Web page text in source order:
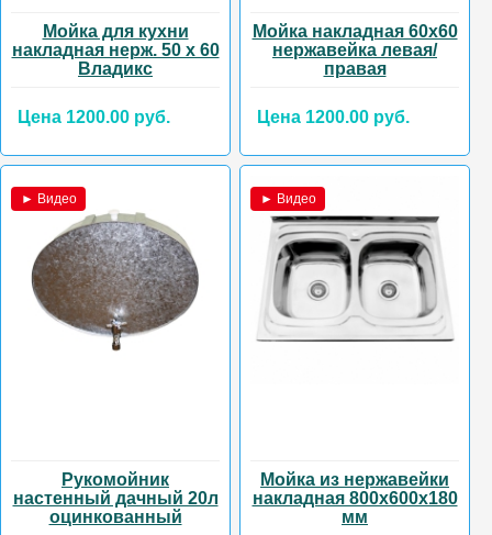
Мойка для кухни
накладная нерж. 50 х 60
Владикс
Цена 1200.00 руб.
Мойка накладная 60х60
нержавейка левая/
правая
Цена 1200.00 руб.
► Видео
Рукомойник
настенный дачный 20л
оцинкованный
► Видео
Мойка из нержавейки
накладная 800х600х180
мм